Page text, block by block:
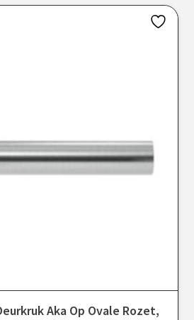
Aka Op Ovale Rozet,